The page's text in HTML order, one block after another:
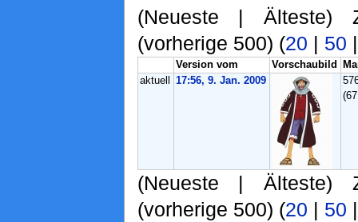
(Neueste | Älteste)
(vorherige 500) (20 | 50
Version vom Vorschaubild
aktuell
17:56, 9. Jan. 2009
(Neueste | Älteste)
(vorherige 500) (20 | 50